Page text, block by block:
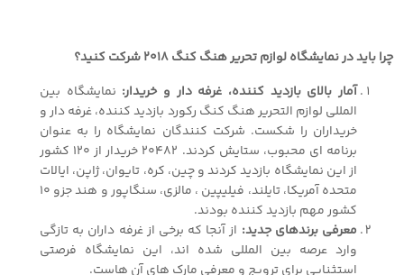
چرا باید در نمایشگاه لوازم تحریر هنگ کنگ ٢٠١٨ شرکت کنید؟
آمار بالای بازدید کننده، غرفه دار و خریدار: نمایشگاه بین
المللی لوازم التحریر هنگ کنگ رکورد بازدید کننده، غرفه دار و
خریداران را شکست. شرکت کنندگان نمایشگاه را به عنوان
برنامه ای محبوب، ستایش کردند. ٢٠٤٨٢ خریدار از ١٢٠ کشور
از این نمایشگاه بازدید کردند و چین، کره، تایوان، ژاپن، ایالات
متحده آمریکا، تایلند، فیلیپین ، مالزی، سنگاپور و هند جزو ١٠
کشور مهم بازدید کننده بودند.
معرفی برندهای جدید: از آنجا که برخی از غرفه داران به تازگی
وارد عرصه بین المللی شده اند، این نمایشگاه فرصتی
استثنایی برای ترویج و معرفی مارک های آن هاست.